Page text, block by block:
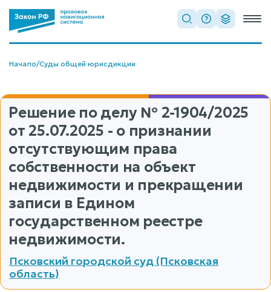
Начало/Суды общей юрисдикции
Решение по делу № 2-1904/2025
от 25.07.2025 - о признании
отсутствующим права
собственности на объект
недвижимости и прекращении
записи в Едином
государственном реестре
недвижимости.
Псковский городской суд (Псковская
область)